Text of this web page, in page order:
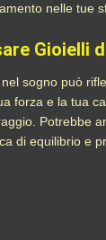
nelle tue
Gioielli
sogno può
forza e la tua
Potrebbe
di equilibrio e